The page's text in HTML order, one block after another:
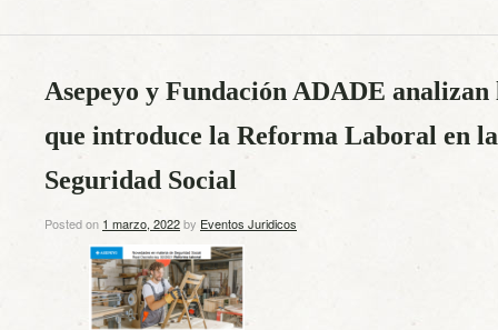
Asepeyo y Fundación ADADE
que introduce la Reforma Laboral en
Seguridad Social
Posted on 1 marzo, 2022by Eventos Juridicos